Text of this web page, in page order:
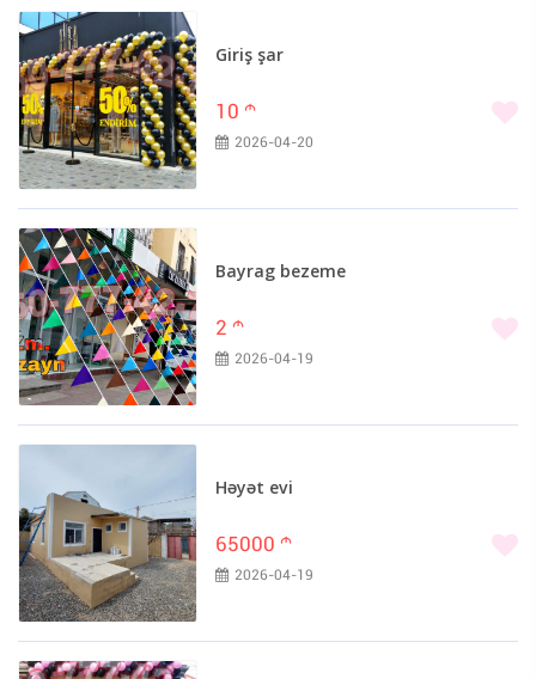
Giriş şar
10 m
2026-04-20
Bayrag bezeme
2 m
2026-04-19
Həyət evi
65000 m
2026-04-19